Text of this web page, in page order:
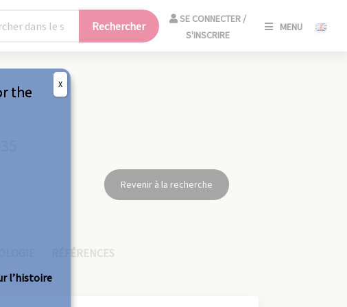
Rechercher
SE CONNECTER /
S'INSCRIRE
MENU
Revenir à la recherche
RÉFÉRENCES
the
l’histoire
X